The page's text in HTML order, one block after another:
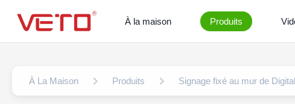
À la maison Produits
À La Maison Produits Signage fixé au mur de Digital